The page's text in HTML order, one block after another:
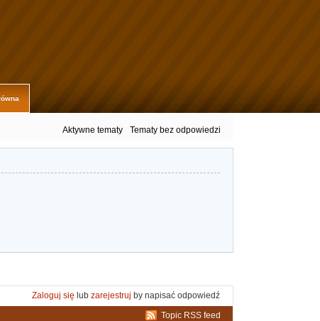
Aktywne tematy Tematy bez odpowiedzi
Zaloguj się lub zarejestruj by napisać odpowiedź
Topic RSS feed